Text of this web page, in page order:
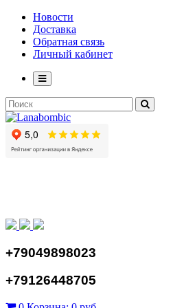
Новости
Доставка
Обратная связь
Личный кабинет
+79049898023
+79126448705